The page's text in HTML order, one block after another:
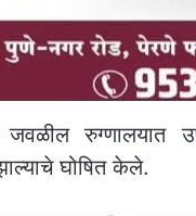
जवळील रुग्णालयात
घोषित केले.